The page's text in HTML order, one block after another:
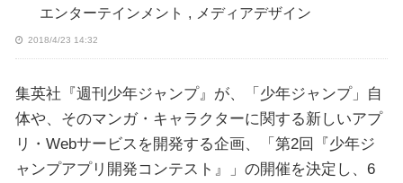
エンターテインメント , メディアデザイン
2018/4/23 14:32
集英社『週刊少年ジャンプ』が、「少年ジャンプ」自
体や、そのマンガ・キャラクターに関する新しいアプ
リ・Webサービスを開発する企画、「第2回『少年ジ
ャンプアプリ開発コンテスト』」の開催を決定し、6